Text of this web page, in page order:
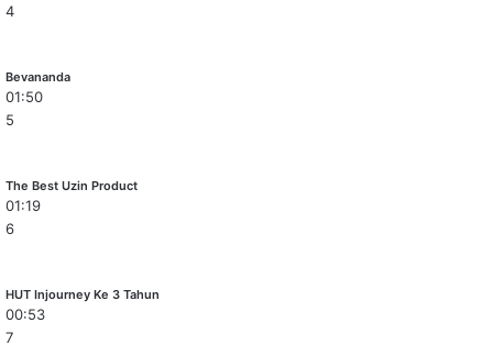
4
Bevananda
01:50
5
The Best Uzin Product
01:19
6
HUT Injourney Ke 3 Tahun
00:53
7